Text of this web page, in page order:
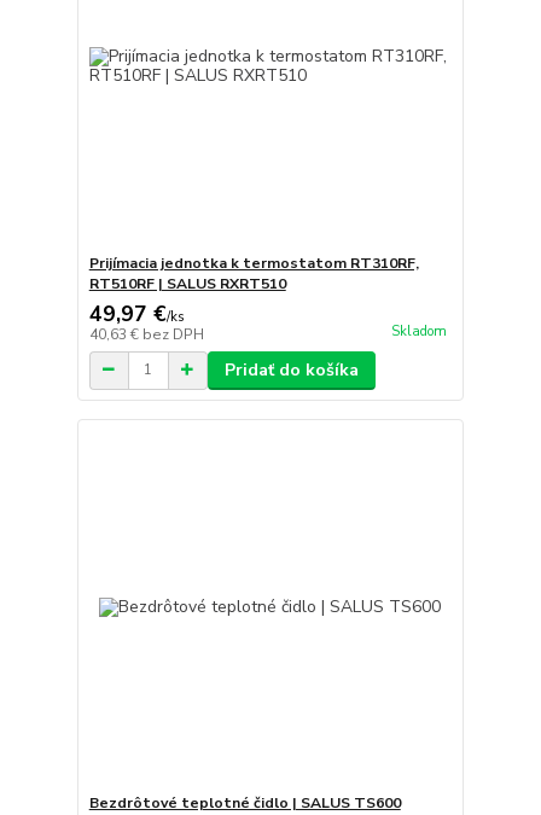
Prijímacia jednotka k termostatom RT310RF,
RT510RF | SALUS RXRT510
49,97 €/ks
40,63 € bez DPH Skladom
Pridať do košíka
Bezdrôtové teplotné čidlo | SALUS TS600